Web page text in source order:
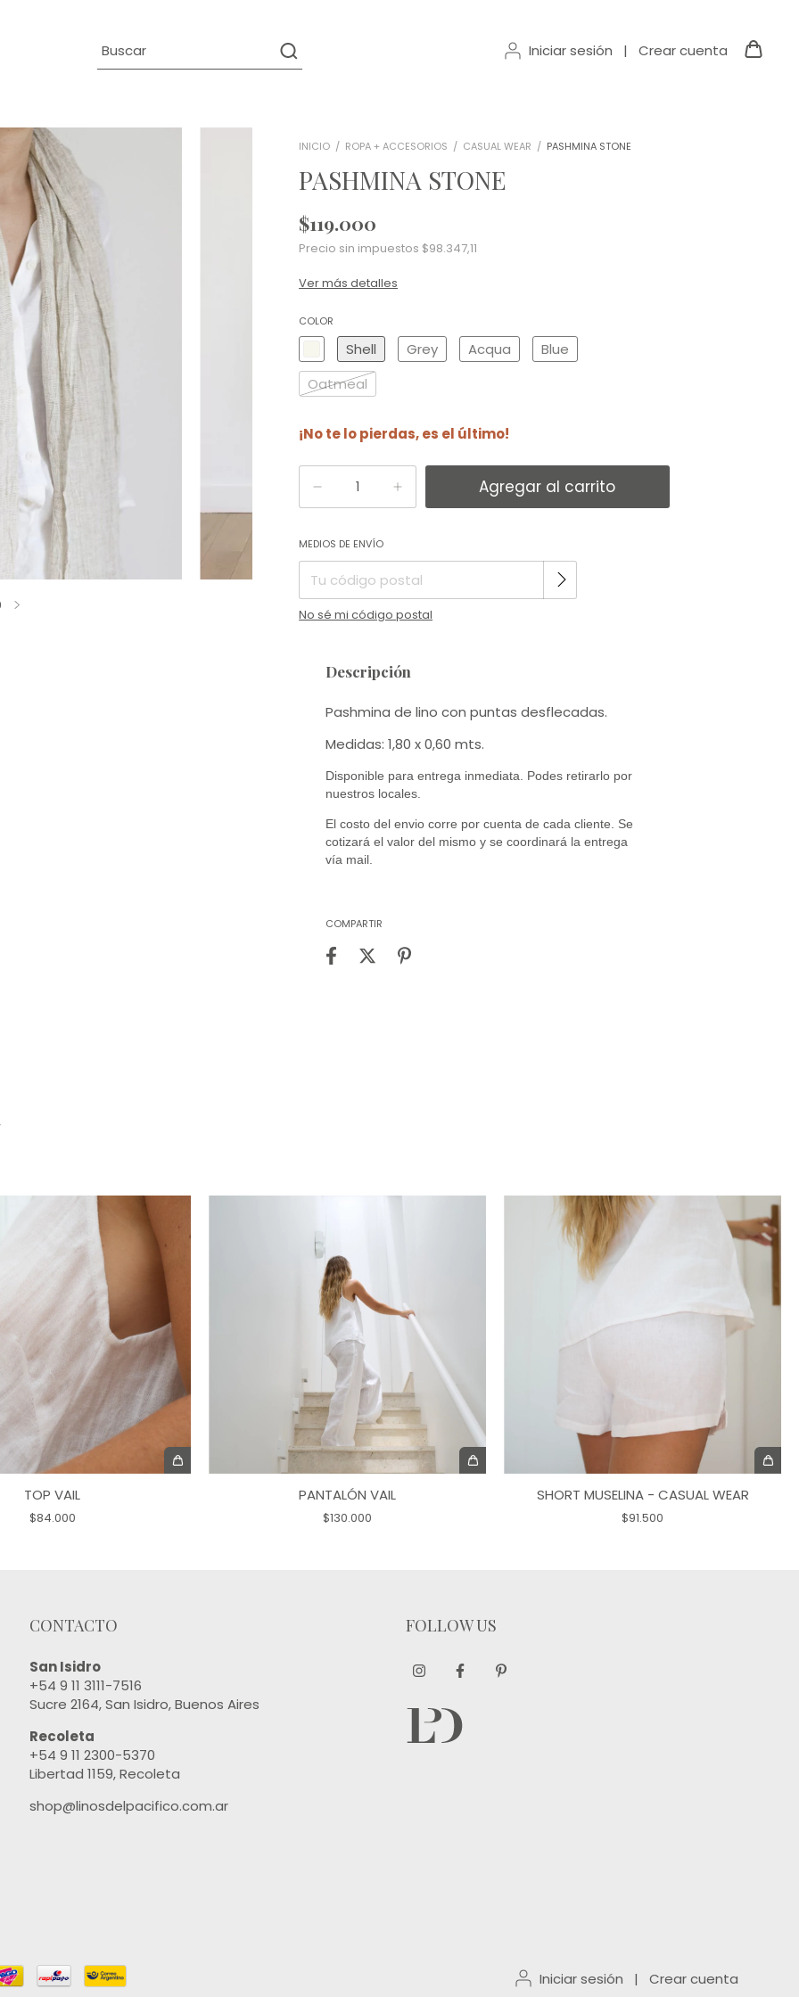
Iniciar sesión | Crear cuenta
INICIO / ROPA + ACCESORIOS / CASUAL WEAR / PASHMINA STONE
PASHMINA STONE
$119.000
Precio sin impuestos $98.347,11
Ver más detalles
COLOR
Shell Grey Acqua
Blue
Oatmeal
¡No te lo pierdas, es el último!
Entregas para el CP:
MEDIOS DE ENVÍO
No sé mi código postal
Descripción
Pashmina de lino con puntas desflecadas.
Medidas: 1,80 x 0,60 mts.
Disponible para entrega inmediata. Podes retirarlo por
nuestros locales.
El costo del envio corre por cuenta de cada cliente. Se
cotizará el valor del mismo y se coordinará la entrega
vía mail.
COMPARTIR
TOP VAIL
$84.000
PANTALÓN VAIL
$130.000
SHORT MUSELINA - CASUAL WEAR
$91.500
CONTACTO
San Isidro
+54 9 11 3111-7516
Sucre 2164, San Isidro, Buenos Aires
Recoleta
+54 9 11 2300-5370
Libertad 1159, Recoleta
shop@linosdelpacifico.com.ar
FOLLOW US
Iniciar sesión | Crear cuenta